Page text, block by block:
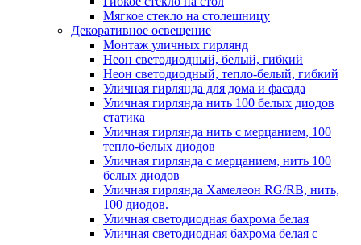
Мягкое стекло на столешницу
Декоративное освещение
Монтаж уличных гирлянд
Неон светодиодный, белый, гибкий
Неон светодиодный, тепло-белый, гибкий
Уличная гирлянда для дома и фасада
Уличная гирлянда нить 100 белых диодов
статика
Уличная гирлянда нить с мерцанием, 100
тепло-белых диодов
Уличная гирлянда с мерцанием, нить 100
белых диодов
Уличная гирлянда Хамелеон RG/RB, нить,
100 диодов.
Уличная светодиодная бахрома белая
Уличная светодиодная бахрома белая с